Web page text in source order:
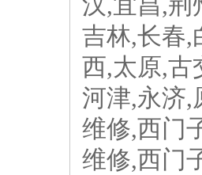
吉林,长春,
西,太原,古
河津,永济,
维修,西门
维修,西门